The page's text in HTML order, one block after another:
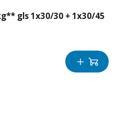
gls 1x30/30 + 1x30/45